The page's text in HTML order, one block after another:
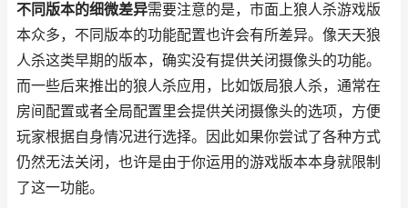
不同版本的细微差异需要注意的是，市面上狼人杀游戏版
本众多，不同版本的功能配置也许会有所差异。像天天狼
人杀这类早期的版本，确实没有提供关闭摄像头的功能。
而一些后来推出的狼人杀应用，比如饭局狼人杀，通常在
房间配置或者全局配置里会提供关闭摄像头的选项，方便
玩家根据自身情况进行选择。因此如果你尝试了各种方式
仍然无法关闭，也许是由于你运用的游戏版本本身就限制
了这一功能。